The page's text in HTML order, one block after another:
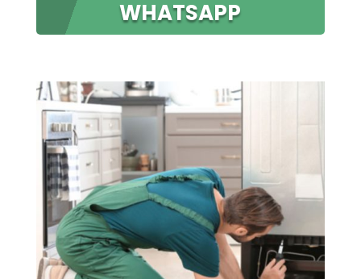
WHATSAPP